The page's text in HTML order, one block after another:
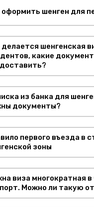
оформить шенген для
делается шенгенская
какие
из банка для
документы?
первого въезда в
зоны
виза многократная
Можно ли такую